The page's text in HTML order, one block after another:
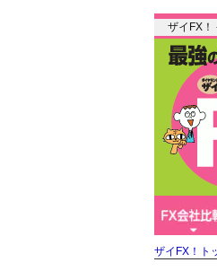
ザイFX！
ザイFX！ト